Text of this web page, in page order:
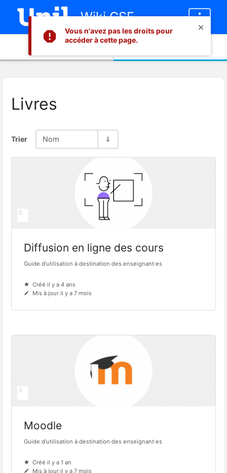
Vous n'avez pas les droits pour
accéder à cette page.
Wiki CSE
Livres
Trier Nom
Diffusion en ligne des cours
Guide d'utilisation à destination des enseignant·es
Créé il y a 4 ans
Mis à jour il y a 7 mois
Moodle
Guide d'utilisation à destination des enseignant·es
Créé il y a 1 an
Mis à jour il y a 7 mois